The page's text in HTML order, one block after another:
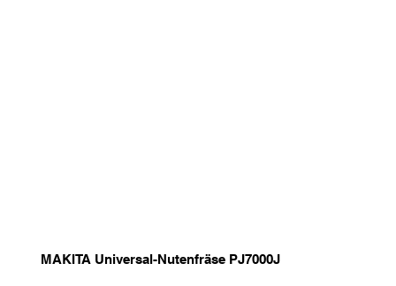
MAKITA Universal-Nutenfräse PJ7000J